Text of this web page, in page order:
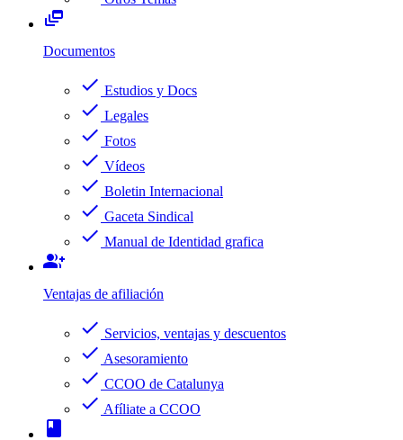
dynamic_feed
Documentos
check Estudios y Docs
check Legales
check Fotos
check Vídeos
check Boletin Internacional
check Gaceta Sindical
check Manual de Identidad grafica
group_add
Ventajas de afiliación
check Servicios, ventajas y descuentos
check Asesoramiento
check CCOO de Catalunya
check Afíliate a CCOO
book